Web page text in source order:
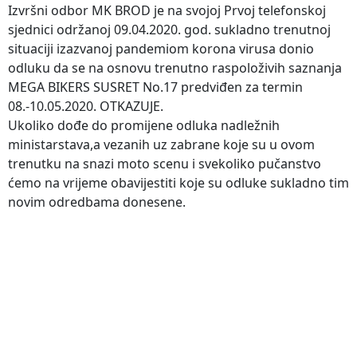
Izvršni odbor MK BROD je na svojoj Prvoj telefonskoj
sjednici održanoj 09.04.2020. god. sukladno trenutnoj
situaciji izazvanoj pandemiom korona virusa donio
odluku da se na osnovu trenutno raspoloživih saznanja
MEGA BIKERS SUSRET No.17 predviđen za termin
08.-10.05.2020. OTKAZUJE.
Ukoliko dođe do promijene odluka nadležnih
ministarstava,a vezanih uz zabrane koje su u ovom
trenutku na snazi moto scenu i svekoliko pučanstvo
ćemo na vrijeme obavijestiti koje su odluke sukladno tim
novim odredbama donesene.